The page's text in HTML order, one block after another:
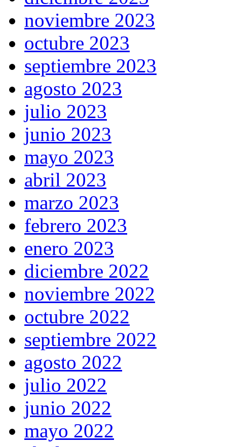
noviembre 2023
octubre 2023
septiembre 2023
agosto 2023
julio 2023
junio 2023
mayo 2023
abril 2023
marzo 2023
febrero 2023
enero 2023
diciembre 2022
noviembre 2022
octubre 2022
septiembre 2022
agosto 2022
julio 2022
junio 2022
mayo 2022